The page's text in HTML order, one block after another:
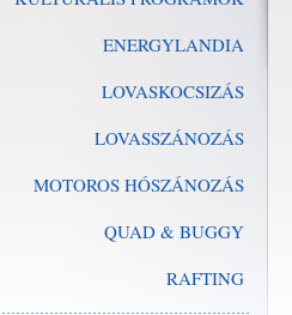
ENERGYLANDIA
LOVASKOCSIZÁS
LOVASSZÁNOZÁS
MOTOROS HÓSZÁNOZÁS
QUAD & BUGGY
RAFTING